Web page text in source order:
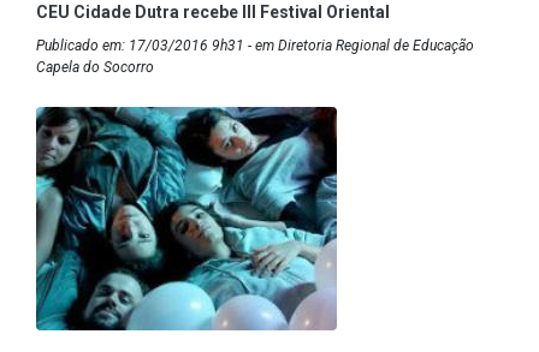
CEU Cidade Dutra recebe III Festival Oriental
Publicado em: 17/03/2016 9h31 - em Diretoria Regional de Educação
Capela do Socorro